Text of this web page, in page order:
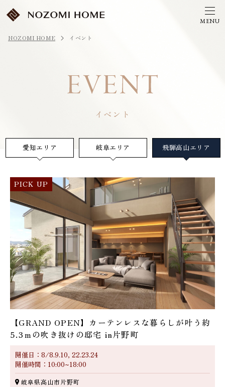
NOZOMI HOME イベント
イベント
愛知エリア 岐阜エリア 飛騨高山エリア
PICK UP
【GRAND OPEN】カーテンレスな暮らしが叶う約
5.3ｍの吹き抜けの邸宅 in片野町
開催日：8/8.9.10, 22.23.24
開催時間：10:00~18:00
岐阜県高山市片野町